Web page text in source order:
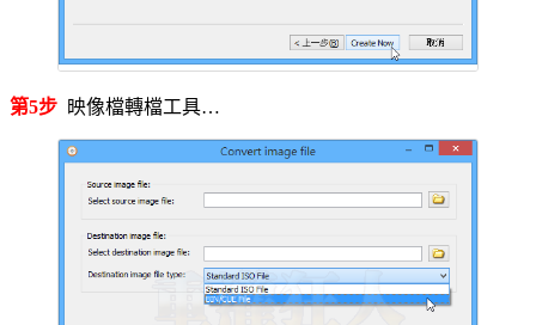
第5步 映像檔轉檔工具…